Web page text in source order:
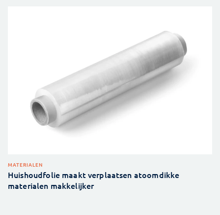
MATERIALEN
Huishoudfolie maakt verplaatsen atoomdikke
materialen makkelijker